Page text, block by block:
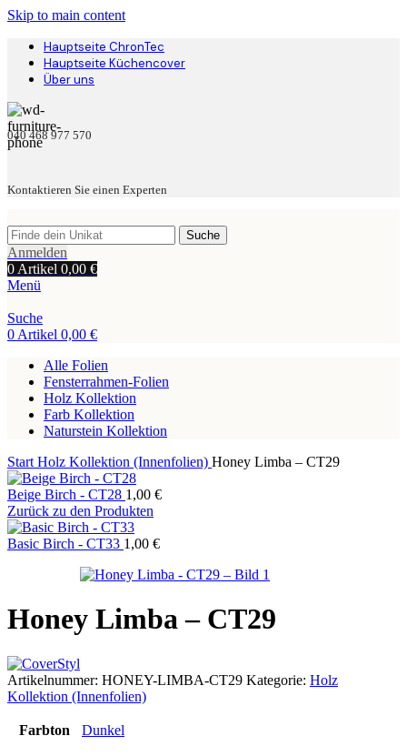
Skip to main content
Hauptseite ChronTec
Hauptseite Küchencover
Über uns
040 468 977 570
Kontaktieren Sie einen Experten
Suche
Anmelden
0 Artikel 0,00 €
Menü
Suche
0 Artikel 0,00 €
Alle Folien
Fensterrahmen-Folien
Holz Kollektion
Farb Kollektion
Naturstein Kollektion
Start Holz Kollektion (Innenfolien) Honey Limba – CT29
Beige Birch - CT28 1,00 €
Zurück zu den Produkten
Basic Birch - CT33 1,00 €
Honey Limba – CT29
Artikelnummer: HONEY-LIMBA-CT29 Kategorie: Holz
Kollektion (Innenfolien)
Farbton Dunkel